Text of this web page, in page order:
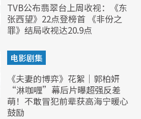
TVB公布翡翠台上周收视：《东
张西望》22点登榜首 《非份之
罪》结局收视达20.9点
电影剧集
《夫妻的博弈》花絮｜郭柏妍
“淋咖喱”幕后片曝超强反差
萌！不敢冒犯前辈获高海宁暖心
鼓励